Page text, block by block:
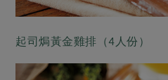
起司焗黃金雞排（4人份）